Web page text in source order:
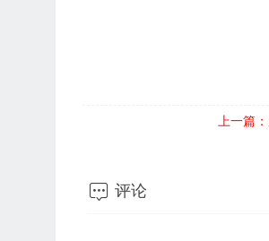
上一篇：
 评论